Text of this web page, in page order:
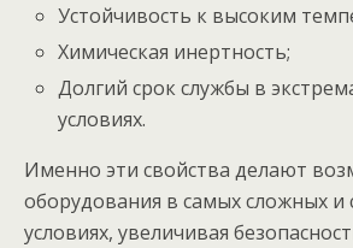
Устойчивость к высоким
Химическая инертность;
Долгий срок службы в
условиях.
Именно эти свойства делают
оборудования в самых сложных и
условиях, увеличивая